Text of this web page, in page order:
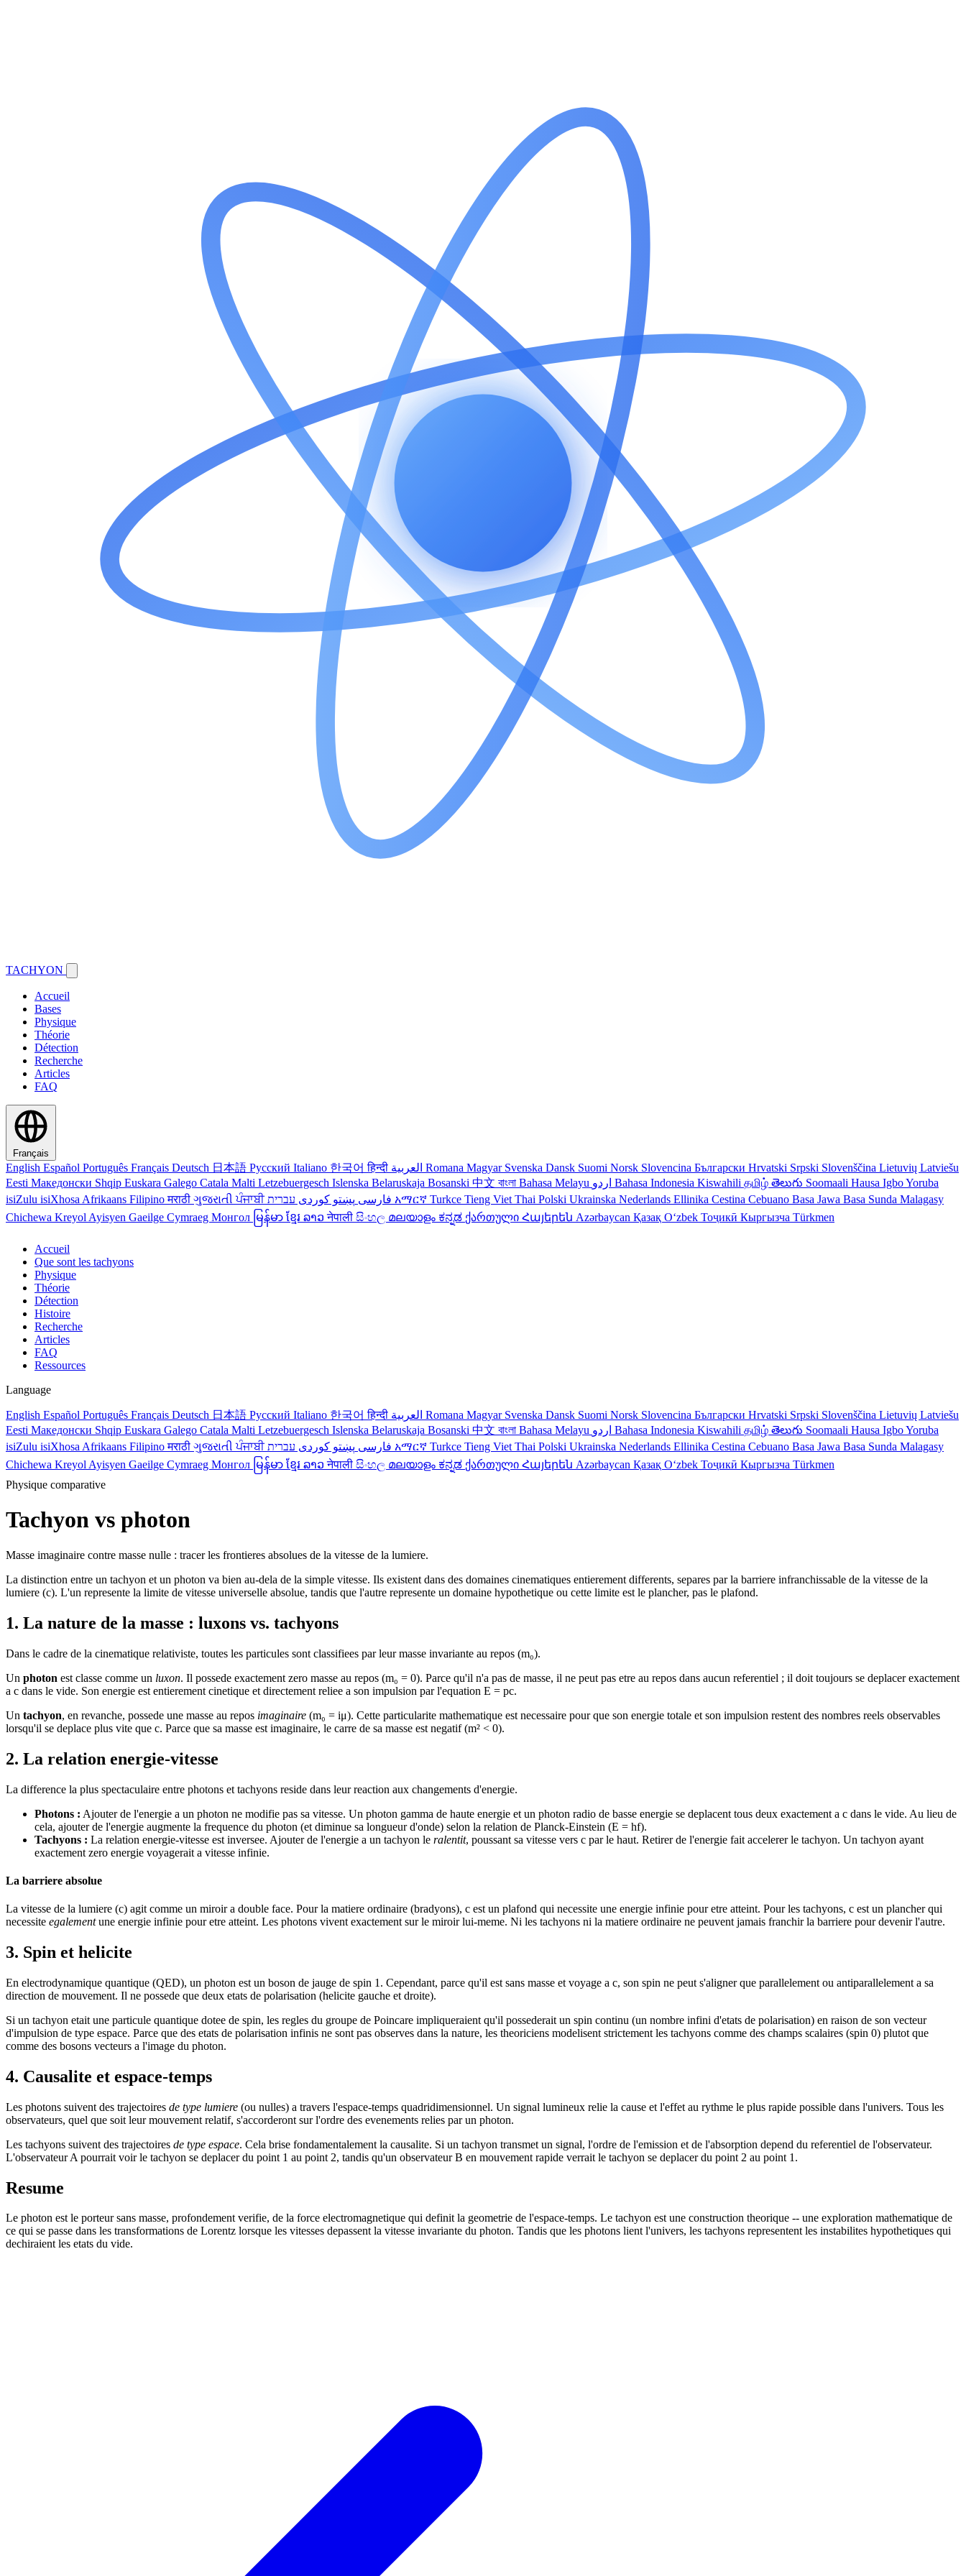
TACHYON
Accueil
Bases
Physique
Théorie
Détection
Recherche
Articles
FAQ
Français
English Español Português Français Deutsch 日本語 Русский Italiano 한국어हिन्दी Romana Magyar Svenska Dansk Suomi Norsk Slovencina Български Hrvatski Srpski Slovenščina Lietuvių Latviešu
Eesti Македонски Shqip Euskara Galego Catala Malti Letzebuergesch Islenska Belaruskaja Bosanski 中文 বাংলা Bahasa Melayu Bahasa Indonesia Kiswahili தமிழ் తెలుగు Soomaali Hausa IgboYoruba
isiZulu isiXhosa Afrikaans Filipinoमराठी ગુજરાતીਪੰਜਾਬੀ فارسی پښتو کوردی አማርኛ Turkce Tieng Viet Thai Polski Ukrainska Nederlands Ellinika Cestina Cebuano Basa Jawa Basa Sunda Malagasy
Chichewa Kreyol Ayisyen Gaeilge Cymraeg Монгол မြန်မာ ខ្មែរ ລາວनेपाली සිංහල മലയാളം ಕನ್ನಡ ქართული Հայերեն Azərbaycan Қазақ Oʻzbek Тоҷикӣ Кыргызча Türkmen
Accueil
Que sont les tachyons
Physique
Théorie
Détection
Histoire
Recherche
Articles
FAQ
Ressources
Language
English Español Português Français Deutsch 日本語 Русский Italiano 한국어हिन्दी Romana Magyar Svenska Dansk Suomi Norsk Slovencina Български Hrvatski Srpski Slovenščina Lietuvių Latviešu
Eesti Македонски Shqip Euskara Galego Catala Malti Letzebuergesch Islenska Belaruskaja Bosanski 中文 বাংলা Bahasa Melayu Bahasa Indonesia Kiswahili தமிழ் తెలుగు Soomaali Hausa IgboYoruba
isiZulu isiXhosa Afrikaans Filipinoमराठी ગુજરાતીਪੰਜਾਬੀ فارسی پښتو کوردی አማርኛ Turkce Tieng Viet Thai Polski Ukrainska Nederlands Ellinika Cestina Cebuano Basa Jawa Basa Sunda Malagasy
Chichewa Kreyol Ayisyen Gaeilge Cymraeg Монгол မြန်မာ ខ្មែរ ລາວनेपाली සිංහල മലയാളം ಕನ್ನಡ ქართული Հայերեն Azərbaycan Қазақ Oʻzbek Тоҷикӣ Кыргызча Türkmen
Physique comparative
Tachyon vs photon
Masse imaginaire contre masse nulle : tracer les frontieres absolues de la vitesse de la lumiere.
La distinction entre un tachyon et un photon va bien au-dela de la simple vitesse. Ils existent dans des domaines cinematiques entierement differents, separes par la barriere infranchissable de la vitesse de la
lumiere (c). L'un represente la limite de vitesse universelle absolue, tandis que l'autre represente un domaine hypothetique ou cette limite est le plancher, pas le plafond.
1. La nature de la masse : luxons vs. tachyons
Dans le cadre de la cinematique relativiste, toutes les particules sont classifiees par leur masse invariante au repos (m₀).
Un photon est classe comme un luxon. Il possede exactement zero masse au repos (m₀ = 0). Parce qu'il n'a pas de masse, il ne peut pas etre au repos dans aucun referentiel ; il doit toujours se deplacer exactement
a c dans le vide. Son energie est entierement cinetique et directement reliee a son impulsion par l'equation E = pc.
Un tachyon, en revanche, possede une masse au repos imaginaire (m₀ = iμ). Cette particularite mathematique est necessaire pour que son energie totale et son impulsion restent des nombres reels observables
lorsqu'il se deplace plus vite que c. Parce que sa masse est imaginaire, le carre de sa masse est negatif (m² < 0).
2. La relation energie-vitesse
La difference la plus spectaculaire entre photons et tachyons reside dans leur reaction aux changements d'energie.
Photons : Ajouter de l'energie a un photon ne modifie pas sa vitesse. Un photon gamma de haute energie et un photon radio de basse energie se deplacent tous deux exactement a c dans le vide. Au lieu de
cela, ajouter de l'energie augmente la frequence du photon (et diminue sa longueur d'onde) selon la relation de Planck-Einstein (E = hf).
Tachyons : La relation energie-vitesse est inversee. Ajouter de l'energie a un tachyon le ralentit, poussant sa vitesse vers c par le haut. Retirer de l'energie fait accelerer le tachyon. Un tachyon ayant
exactement zero energie voyagerait a vitesse infinie.
La barriere absolue
La vitesse de la lumiere (c) agit comme un miroir a double face. Pour la matiere ordinaire (bradyons), c est un plafond qui necessite une energie infinie pour etre atteint. Pour les tachyons, c est un plancher qui
necessite egalementune energie infinie pour etre atteint. Les photons vivent exactement sur le miroir lui-meme. Ni les tachyons ni la matiere ordinaire ne peuvent jamais franchir la barriere pour devenir l'autre.
3. Spin et helicite
En electrodynamique quantique (QED), un photon est un boson de jauge de spin 1. Cependant, parce qu'il est sans masse et voyage a c, son spin ne peut s'aligner que parallelement ou antiparallelement a sa
direction de mouvement. Il ne possede que deux etats de polarisation (helicite gauche et droite).
Si un tachyon etait une particule quantique dotee de spin, les regles du groupe de Poincare impliqueraient qu'il possederait un spin continu (un nombre infini d'etats de polarisation) en raison de son vecteur
d'impulsion de type espace. Parce que des etats de polarisation infinis ne sont pas observes dans la nature, les theoriciens modelisent strictement les tachyons comme des champs scalaires (spin 0) plutot que
comme des bosons vecteurs a l'image du photon.
4. Causalite et espace-temps
Les photons suivent des trajectoires de type lumiere (ou nulles) a travers l'espace-temps quadridimensionnel. Un signal lumineux relie la cause et l'effet au rythme le plus rapide possible dans l'univers. Tous les
observateurs, quel que soit leur mouvement relatif, s'accorderont sur l'ordre des evenements relies par un photon.
Les tachyons suivent des trajectoires de type espace. Cela brise fondamentalement la causalite. Si un tachyon transmet un signal, l'ordre de l'emission et de l'absorption depend du referentiel de l'observateur.
L'observateur A pourrait voir le tachyon se deplacer du point 1 au point 2, tandis qu'un observateur B en mouvement rapide verrait le tachyon se deplacer du point 2 au point 1.
Resume
Le photon est le porteur sans masse, profondement verifie, de la force electromagnetique qui definit la geometrie de l'espace-temps. Le tachyon est une construction theorique -- une exploration mathematique de
ce qui se passe dans les transformations de Lorentz lorsque les vitesses depassent la vitesse invariante du photon. Tandis que les photons lient l'univers, les tachyons representent les instabilites hypothetiques qui
dechiraient les etats du vide.